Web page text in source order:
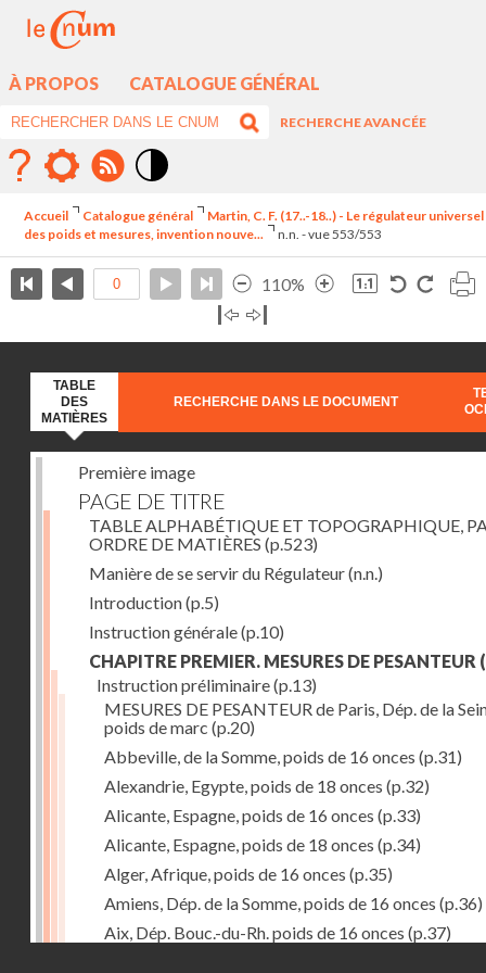
À PROPOS CATALOGUE GÉNÉRAL
RECHERCHE AVANCÉE
élévé
Accueil Catalogue général
Martin, C. F. (17..-18..) - Le régulateur universel
des poids et mesures, invention nouve...
n.n. - vue 553/553
110%
TABLE
DES
MATIÈRES
RECHERCHE DANS LE DOCUMENT
Première image
PAGE DE TITRE
TABLE ALPHABÉTIQUE ET TOPOGRAPHIQUE,
ORDRE DE MATIÈRES (p.523)
Manière de se servir du Régulateur(n.n.)
Introduction(p.5)
Instruction générale(p.10)
CHAPITRE PREMIER. MESURES DE PESANTEUR
Instruction préliminaire(p.13)
MESURES DE PESANTEUR de Paris, Dép. de la
poids de marc (p.20)
Abbeville, de la Somme, poids de 16 onces (p.31)
Alexandrie, Egypte, poids de 18 onces (p.32)
Alicante, Espagne, poids de 16 onces (p.33)
Alicante, Espagne, poids de 18 onces (p.34)
Alger, Afrique, poids de 16 onces (p.35)
Amiens, Dép. de la Somme, poids de 16 onces (p.36)
Aix, Dép. Bouc.-du-Rh. poids de 16 onces (p.37)